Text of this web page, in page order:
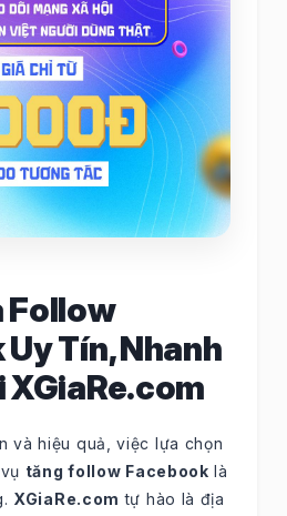
Follow
Tín, Nhanh
XGiaRe.com
và hiệu quả, việc lựa chọn
tăng follow Facebook là
XGiaRe.com tự hào là địa